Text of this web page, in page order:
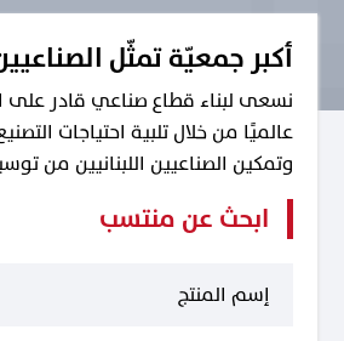
أكبر جمعيّة تمثّل
نسعى لبناء قطاع صناعي قادر على
عالميًا من خلال تلبية احتياجات
وتمكين الصناعيين اللبنانيين من
ابحث عن منتسب